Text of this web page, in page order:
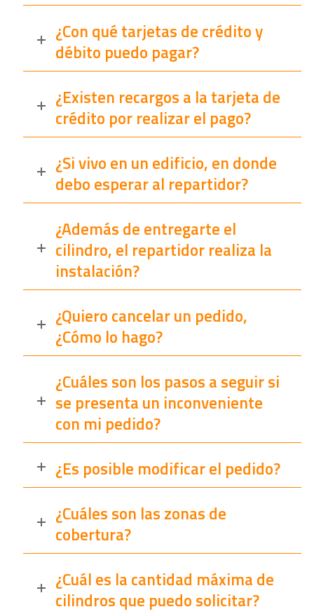
¿Con qué tarjetas de crédito y
débito puedo pagar?
¿Existen recargos a la tarjeta de
crédito por realizar el pago?
¿Si vivo en un edificio, en donde
debo esperar al repartidor?
¿Además de entregarte el
cilindro, el repartidor realiza la
instalación?
¿Quiero cancelar un pedido,
¿Cómo lo hago?
¿Cuáles son los pasos a seguir si
se presenta un inconveniente
con mi pedido?
¿Es posible modificar el pedido?
¿Cuáles son las zonas de
cobertura?
¿Cuál es la cantidad máxima de
cilindros que puedo solicitar?